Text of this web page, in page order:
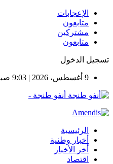
الإعجابات
متابعون
مشتركين
متابعون
تسجيل الدخول
9 أغسطس، 2026 | 9:03 صباحًا
أنفو طنجة -
الرئيسية
أخبار وطنية
أخر الأخبار
اقتصاد